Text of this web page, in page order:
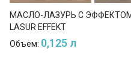
МАСЛО-ЛАЗУРЬ С ЭФФЕКТОМ
LASUR EFFEKT
Объем: 0,125 л